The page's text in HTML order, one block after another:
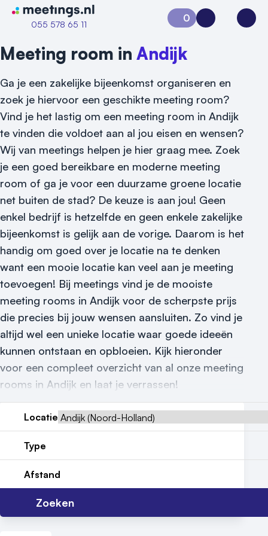
Naar home van Meetings
055 578 65 11
Vraag locatie aan
Locatiegids
Meld locatie aan
Nieuws
Reviews (5⭐️)
Contact
0
Aanvraag 0Inloggen
Meeting room in Andijk
Ga je een zakelijke bijeenkomst organiseren en
zoek je hiervoor een geschikte meeting room?
Vind je het lastig om een meeting room in Andijk
te vinden die voldoet aan al jou eisen en wensen?
Wij van meetings helpen je hier graag mee. Zoek
je een goed bereikbare en moderne meeting
room of ga je voor een duurzame groene locatie
net buiten de stad? De keuze is aan jou! Geen
enkel bedrijf is hetzelfde en geen enkele zakelijke
bijeenkomst is gelijk aan de vorige. Daarom is het
handig om goed over je locatie na te denken
want een mooie locatie kan veel aan je meeting
toevoegen! Bij meetings vind je de mooiste
meeting rooms in Andijk voor de scherpste prijs
die precies bij jouw wensen aansluiten. Zo vind je
altijd wel een unieke locatie waar goede ideeën
kunnen ontstaan en opbloeien. Kijk hieronder
voor een compleet overzicht van al onze meeting
rooms in Andijk en laat je verrassen!
Locatie
Type
Afstand
Zoeken